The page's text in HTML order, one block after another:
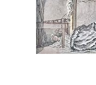
Start Selling